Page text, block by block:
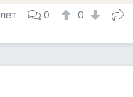
0 0